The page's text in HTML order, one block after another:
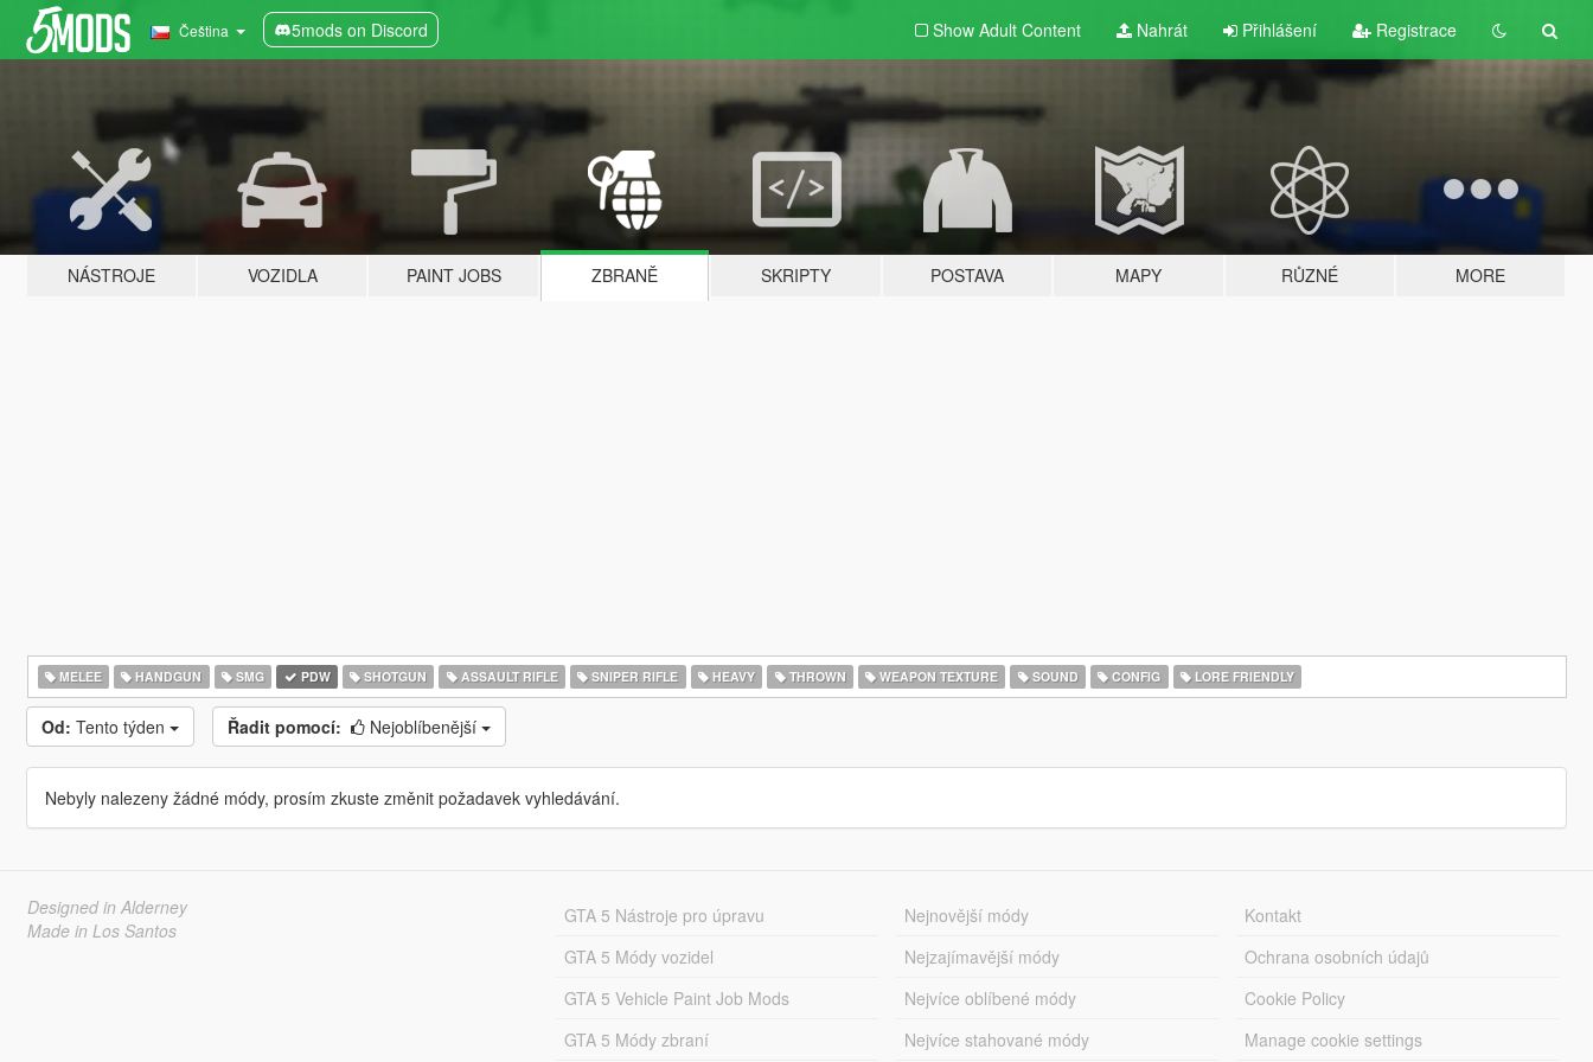
Čeština 5mods on Discord Show Adult Content Nahrát Přihlášení Registrace
NÁSTROJE VOZIDLA PAINT JOBS ZBRANĚ SKRIPTY POSTAVA MAPY RŮZNÉ MORE
MELEE HANDGUN SMG PDW SHOTGUN ASSAULT RIFLE SNIPER RIFLE HEAVY THROWN WEAPON TEXTURE SOUND CONFIG LORE FRIENDLY
Od: Tento týden Řadit pomocí: Nejoblíbenější
Nebyly nalezeny žádné módy, prosím zkuste změnit požadavek vyhledávání.
Designed in Alderney
Made in Los Santos
GTA 5 Nástroje pro úpravu
GTA 5 Módy vozidel
GTA 5 Vehicle Paint Job Mods
GTA 5 Módy zbraní
Nejnovější módy
Nejzajímavější módy
Nejvíce oblíbené módy
Nejvíce stahované módy
Kontakt
Ochrana osobních údajů
Cookie Policy
Manage cookie settings